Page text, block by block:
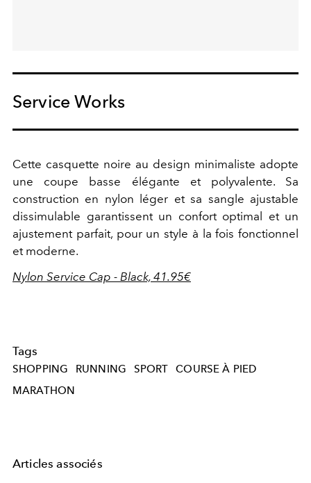
Service Works
Cette casquette noire au design minimaliste adopte
une coupe basse élégante et polyvalente. Sa
construction en nylon léger et sa sangle ajustable
dissimulable garantissent un confort optimal et un
ajustement parfait, pour un style à la fois fonctionnel
et moderne.
Nylon Service Cap - Black, 41.95€
Tags
SHOPPING RUNNING SPORT
COURSE À PIED
MARATHON
Articles associés